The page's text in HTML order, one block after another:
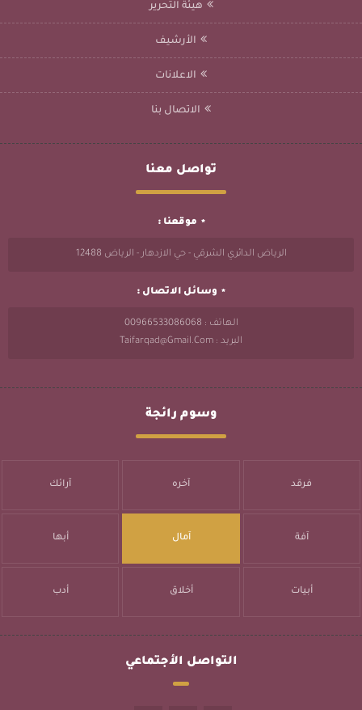
هيئة التحرير
الأرشيف
الاعلانات
الاتصال بنا
تواصل معنا
موقعنا :
الرياض الدائري الشرقي - حي الازدهار - الرياض 12488
وسائل الاتصال :
الهاتف : 00966533086068
البريد : Taifarqad@gmail.com
وسوم رائجة
فرقد آخره آرائك
آفة آمال أبها
أبيات أخلاق أدب
التواصل الأجتماعي